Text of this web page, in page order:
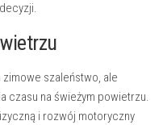
szaleństwo, ale
czasu na świeżym powietrzu.
i rozwój motoryczny